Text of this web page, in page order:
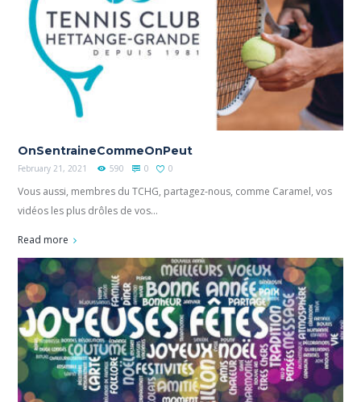
OnSentraineCommeOnPeut
February 21, 2021 590 0 0
Vous aussi, membres du TCHG, partagez-nous, comme Caramel, vos
vidéos les plus drôles de vos...
Read more